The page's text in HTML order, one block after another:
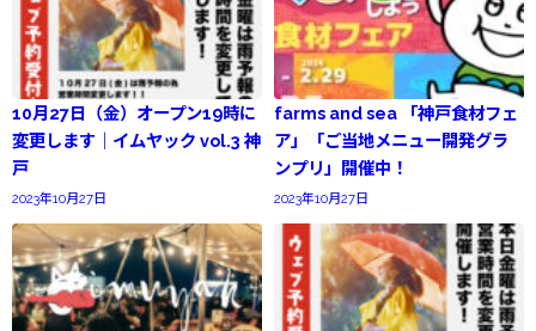
10月27日（金）オープン19時に
変更します｜イムヤック vol.3 神
戸
2023年10月27日
farms and sea 「神戸食材フェ
ア」「ご当地メニュー開発グラ
ンプリ」開催中！
2023年10月27日